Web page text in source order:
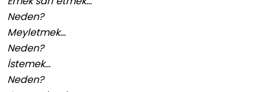
Neden?
Meyletmek…
Neden?
İstemek…
Neden?